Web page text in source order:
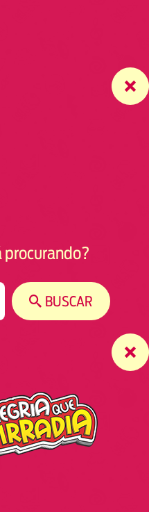
procurando?
BUSCAR